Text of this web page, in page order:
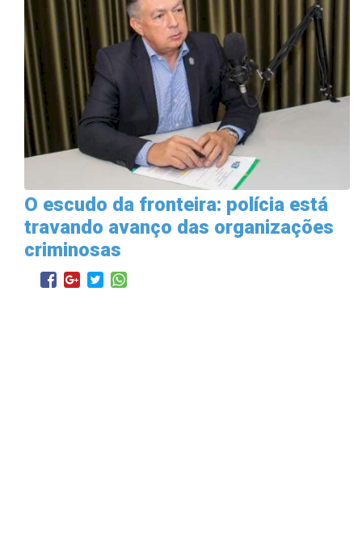
O escudo da fronteira: polícia está
travando avanço das organizações
criminosas